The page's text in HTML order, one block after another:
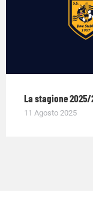
La stagione
11 Agosto 2025